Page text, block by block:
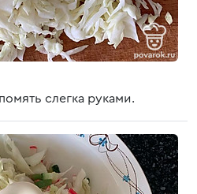
слегка руками.